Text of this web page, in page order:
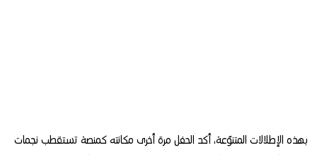
بهذه الإطلالات المتنوّعة، أكد الحفل مرة أخرى مكانته كمنصة تستقطب نجمات